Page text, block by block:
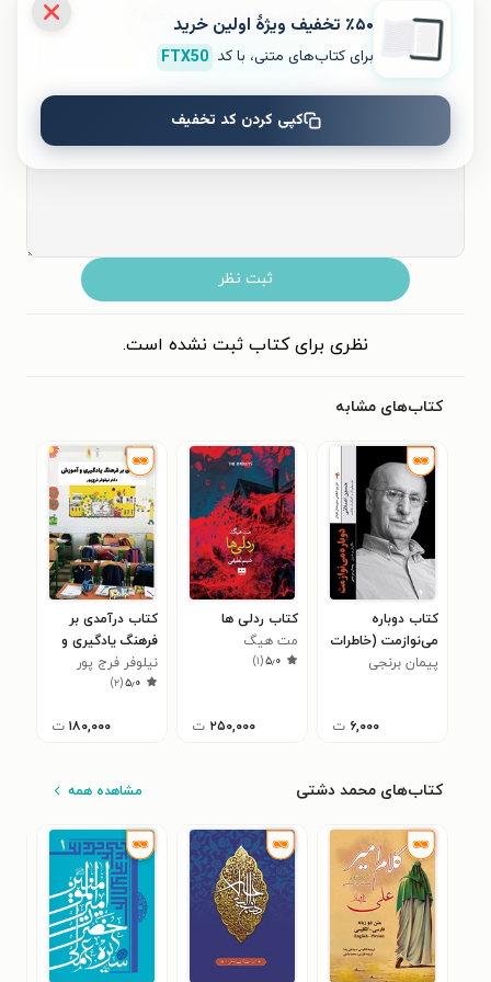
به این کتاب چه امتیازی می‌دهید؟
ثبت نظر
نظری برای کتاب ثبت نشده است.
کتاب‌های مشابه
کتاب دوباره
می‌نوازمت (خاطرات
حسین اصلانی ۴)
پیمان برنجی
۶,۰۰۰ ت
کتاب ردلی ها
مت هیگ
۵٫۰(۱)
۲۵۰,۰۰۰ ت
کتاب درآمدی بر
فرهنگ یادگیری و
آموزش
نیلوفر فرج پور
۵٫۰(۲)
۱۸۰,۰۰۰ ت
کتاب‌های محمد دشتی مشاهده همه
٪۵۰ تخفیف ویژۀ اولین خرید
برای کتاب‌های متنی، با کد FTX50
کپی کردن کد تخفیف